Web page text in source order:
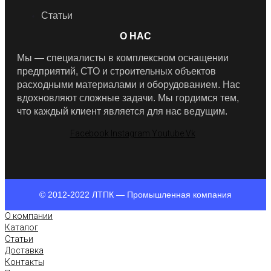
Статьи
О НАС
Мы — специалисты в комплексном оснащении
предприятий, СТО и строительных объектов
расходными материалами и оборудованием. Нас
вдохновляют сложные задачи. Мы гордимся тем,
что каждый клиент является для нас ведущим.
Facebook Instagram Youtube Vk
© 2012-2022 ЛТПК — Промышленная компания
О компании
Каталог
Статьи
Доставка
Контакты